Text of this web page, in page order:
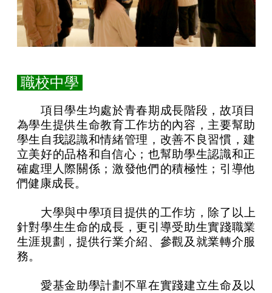
職校中學
項目學生均處於青春期成長階段，故項目
為學生提供生命教育工作坊的內容，主要幫助
學生自我認識和情緒管理，改善不良習慣，建
立美好的品格和自信心；也幫助學生認識和正
確處理人際關係；激發他們的積極性；引導他
們健康成長。
大學與中學項目提供的工作坊，除了以上
針對學生生命的成長，更引導受助生實踐職業
生涯規劃，提供行業介紹、參觀及就業轉介服
務。
愛基金助學計劃不單在實踐建立生命及以